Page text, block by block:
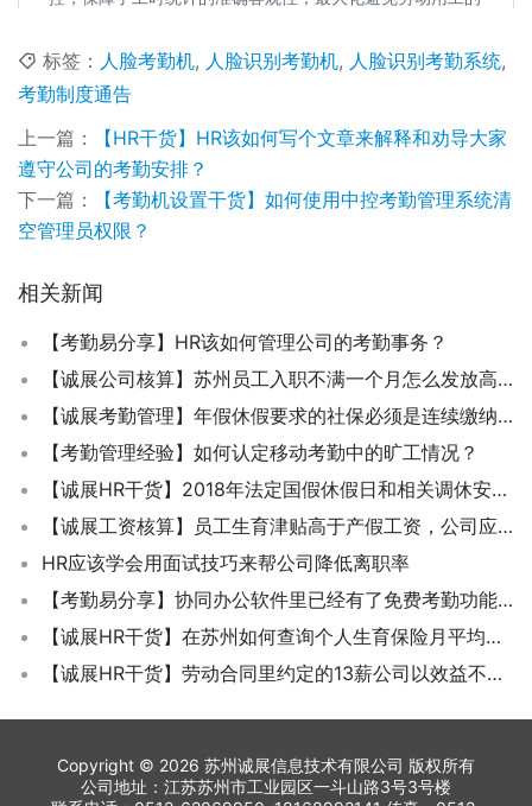
标签： 人脸考勤机, 人脸识别考勤机, 人脸识别考勤系统,
考勤制度通告
上一篇：
【HR干货】HR该如何写个文章来解释和劝导大家
遵守公司的考勤安排？
下一篇：
【考勤机设置干货】如何使用中控考勤管理系统清
空管理员权限？
相关新闻
【考勤易分享】HR该如何管理公司的考勤事务？
【诚展公司核算】苏州员工入职不满一个月怎么发放高温津贴费？
【诚展考勤管理】年假休假要求的社保必须是连续缴纳吗？
【考勤管理经验】如何认定移动考勤中的旷工情况？
【诚展HR干货】2018年法定国假休假日和相关调休安排大全
【诚展工资核算】员工生育津贴高于产假工资，公司应如何支付？
HR应该学会用面试技巧来帮公司降低离职率
【考勤易分享】协同办公软件里已经有了免费考勤功能，为什么工厂企业还要上考勤易的专业版考勤系统呢？
【诚展HR干货】在苏州如何查询个人生育保险月平均缴费基数？
【诚展HR干货】劳动合同里约定的13薪公司以效益不好为由不给合法吗？
Copyright © 2026 苏州诚展信息技术有限公司 版权所有
公司地址：江苏苏州市工业园区一斗山路3号3号楼